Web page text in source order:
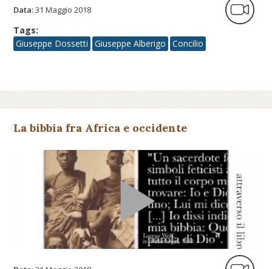
Data:31 Maggio 2018
Tags:
Giuseppe Dossetti
Giuseppe Alberigo Concilio
La bibbia fra Africa e occidente